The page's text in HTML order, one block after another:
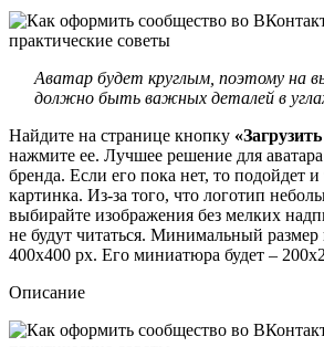
Аватар будет круглым, поэтому на
должно быть важных деталей в
Найдите на странице кнопку
нажмите ее. Лучшее решение для
бренда. Если его пока нет, то подойдет и
картинка. Из-за того, что логотип
выбирайте изображения без мелких
не будут читаться. Минимальный размер
400х400 px. Его миниатюра будет –
Описание